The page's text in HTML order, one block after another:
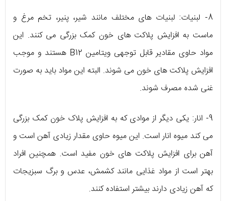
8- لبنیات: لبنیات های مختلف مانند شیر، پنیر، تخم مرغ و
ماست به افزایش پلاکت های خون کمک بزرگی می کنند. این
مواد حاوی مقادیر قابل توجهی ویتامین B12 هستند و موجب
افزایش پلاکت های خون می شوند. البته این مواد باید به صورت
غنی شده مصرف شوند.
9- انار: یکی دیگر از موادی که به افزایش پلاک خون کمک بزرگی
می کند میوه انار است. این میوه حاوی مقدار زیادی آهن است و
آهن برای افزایش پلاکت های خون مفید است. همچنین افراد
بهتر است از مواد غذایی مانند کشمش، عدس و برگ سبزیجات
که آهن زیادی دارند بیشتر استفاده کنند.